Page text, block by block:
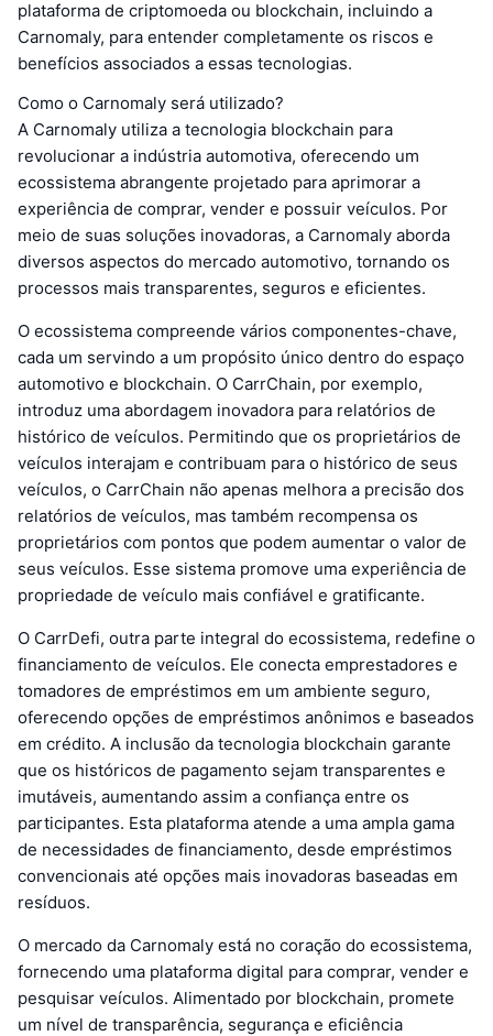
plataforma de criptomoeda ou blockchain, incluindo a
Carnomaly, para entender completamente os riscos e
benefícios associados a essas tecnologias.
Como o Carnomaly será utilizado?
A Carnomaly utiliza a tecnologia blockchain para
revolucionar a indústria automotiva, oferecendo um
ecossistema abrangente projetado para aprimorar a
experiência de comprar, vender e possuir veículos. Por
meio de suas soluções inovadoras, a Carnomaly aborda
diversos aspectos do mercado automotivo, tornando os
processos mais transparentes, seguros e eficientes.
O ecossistema compreende vários componentes-chave,
cada um servindo a um propósito único dentro do espaço
automotivo e blockchain. O CarrChain, por exemplo,
introduz uma abordagem inovadora para relatórios de
histórico de veículos. Permitindo que os proprietários de
veículos interajam e contribuam para o histórico de seus
veículos, o CarrChain não apenas melhora a precisão dos
relatórios de veículos, mas também recompensa os
proprietários com pontos que podem aumentar o valor de
seus veículos. Esse sistema promove uma experiência de
propriedade de veículo mais confiável e gratificante.
O CarrDefi, outra parte integral do ecossistema, redefine o
financiamento de veículos. Ele conecta emprestadores e
tomadores de empréstimos em um ambiente seguro,
oferecendo opções de empréstimos anônimos e baseados
em crédito. A inclusão da tecnologia blockchain garante
que os históricos de pagamento sejam transparentes e
imutáveis, aumentando assim a confiança entre os
participantes. Esta plataforma atende a uma ampla gama
de necessidades de financiamento, desde empréstimos
convencionais até opções mais inovadoras baseadas em
resíduos.
O mercado da Carnomaly está no coração do ecossistema,
fornecendo uma plataforma digital para comprar, vender e
pesquisar veículos. Alimentado por blockchain, promete
um nível de transparência, segurança e eficiência